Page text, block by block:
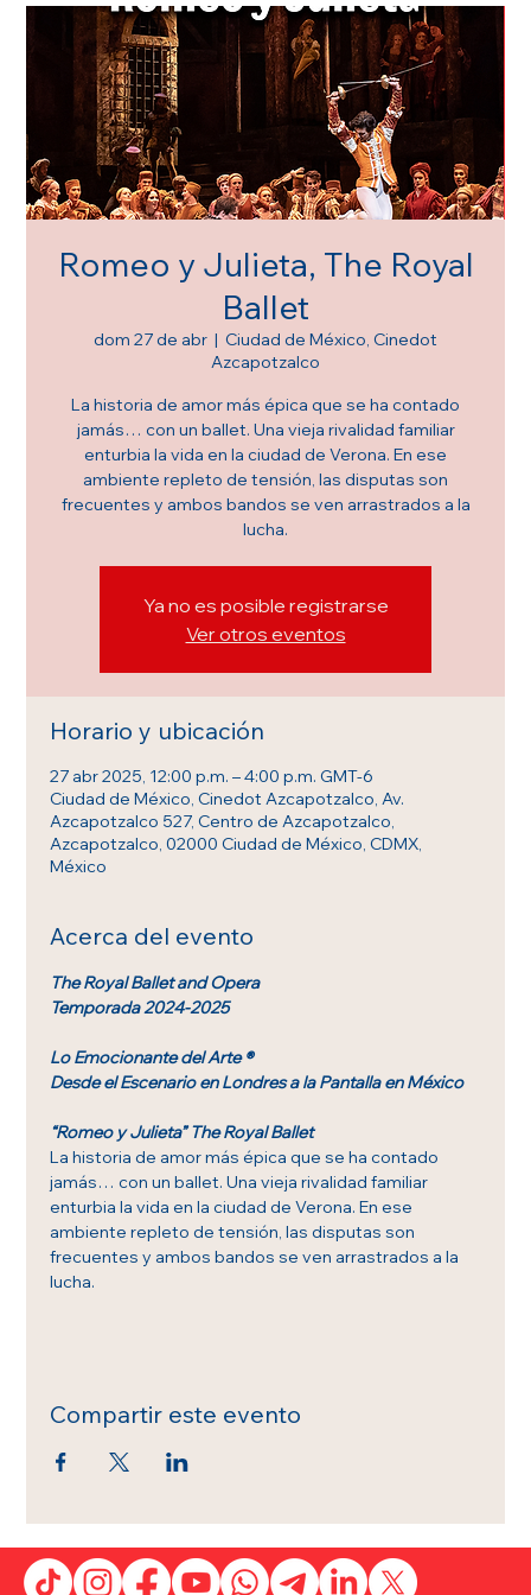
Romeo y Julieta, The Royal
Ballet
dom 27 de abr
  |
Ciudad de México, Cinedot
Azcapotzalco
La historia de amor más épica que se ha contado
jamás… con un ballet. Una vieja rivalidad familiar
enturbia la vida en la ciudad de Verona. En ese
ambiente repleto de tensión, las disputas son
frecuentes y ambos bandos se ven arrastrados a la
lucha.
Ya no es posible registrarse
Ver otros eventos
Horario y ubicación
27 abr 2025, 12:00 p.m. – 4:00 p.m. GMT-6
Ciudad de México, Cinedot Azcapotzalco, Av.
Azcapotzalco 527, Centro de Azcapotzalco,
Azcapotzalco, 02000 Ciudad de México, CDMX,
México
Acerca del evento
The Royal Ballet and Opera
Temporada 2024-2025
Lo Emocionante del Arte ®
Desde el Escenario en Londres a la Pantalla en México
“Romeo y Julieta” The Royal Ballet
La historia de amor más épica que se ha contado
jamás… con un ballet. Una vieja rivalidad familiar
enturbia la vida en la ciudad de Verona. En ese
ambiente repleto de tensión, las disputas son
frecuentes y ambos bandos se ven arrastrados a la
lucha.
Compartir este evento